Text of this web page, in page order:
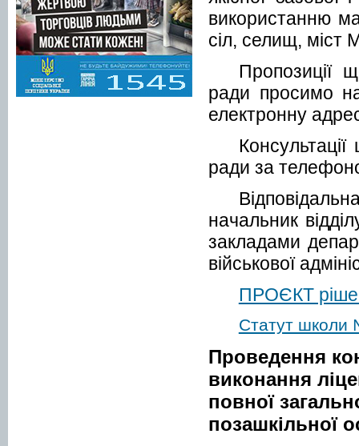
використанню
сіл, селищ, міст
Пропозиції
ради просимо
електронну
ради за
начальник
закладами
військової
ПРОЄКТ
Статут школи
Проведення
виконання
повної
позашкільної